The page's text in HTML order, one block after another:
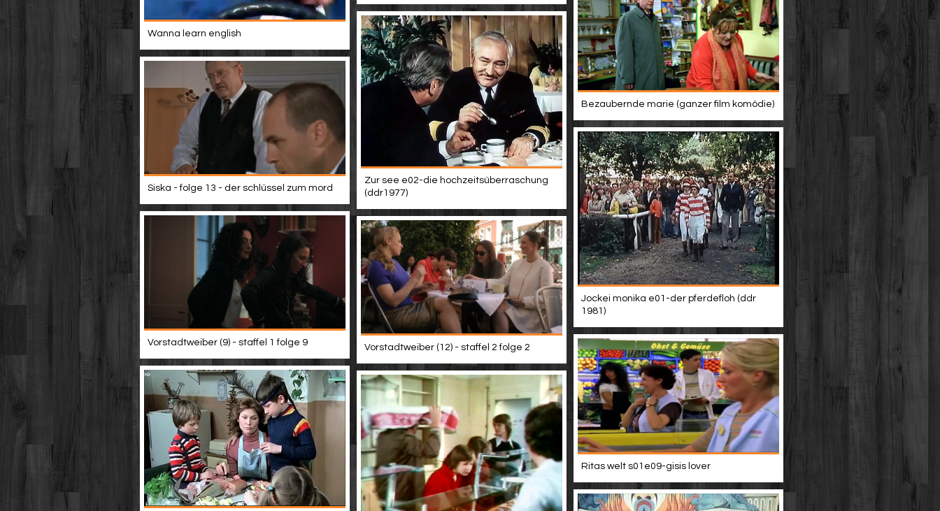
Wanna learn english
Bezaubernde marie (ganzer film komödie)
Zur see e02-die hochzeitsüberraschung
(ddr1977)
Siska - folge 13 - der schlüssel zum mord
Jockei monika e01-der pferdefloh (ddr
1981)
Vorstadtweiber (9) - staffel 1 folge 9 Vorstadtweiber (12) - staffel 2 folge 2
Ritas welt s01e09-gisis lover